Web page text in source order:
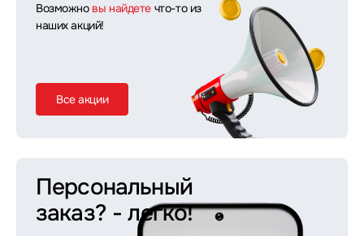
Возможно вы найдете что-то из
наших акций!
Все акции
Персональный
заказ? - легко!